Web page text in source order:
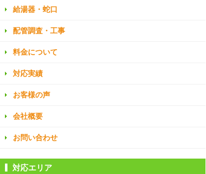
給湯器・蛇口
配管調査・工事
料金について
対応実績
お客様の声
会社概要
お問い合わせ
対応エリア